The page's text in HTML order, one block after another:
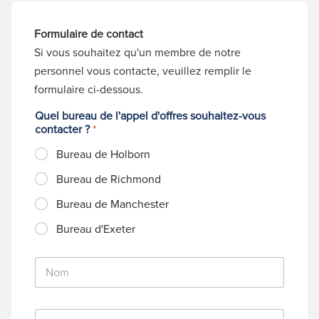
Formulaire de contact
Si vous souhaitez qu'un membre de notre
personnel vous contacte, veuillez remplir le
formulaire ci-dessous.
Quel bureau de l'appel d'offres souhaitez-vous
contacter ?*
Bureau de Holborn
Bureau de Richmond
Bureau de Manchester
Bureau d'Exeter
N
m
C